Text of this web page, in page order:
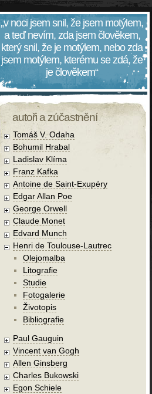
„v noci jsem snil, že jsem motýlem,
a teď nevím, zda jsem člověkem,
který snil, že je motýlem, nebo zda
jsem motýlem, kterému se zdá, že
je člověkem“
autoři a zúčastnění
Tomáš V. Odaha
Bohumil Hrabal
Ladislav Klíma
Franz Kafka
Antoine de Saint-Exupéry
Edgar Allan Poe
George Orwell
Claude Monet
Edvard Munch
Henri de Toulouse-Lautrec
Olejomalba
Litografie
Studie
Fotogalerie
Životopis
Bibliografie
Paul Gauguin
Vincent van Gogh
Allen Ginsberg
Charles Bukowski
Egon Schiele